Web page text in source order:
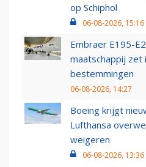
op Schiphol
06-08-2026, 15:16
Embraer E195-
maatschappij zet
bestemmingen
06-08-2026, 14:27
Boeing krijgt
Lufthansa
weigeren
06-08-2026, 13:36